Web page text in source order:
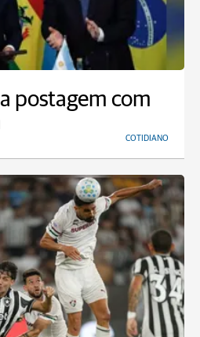
postagem com
COTIDIANO